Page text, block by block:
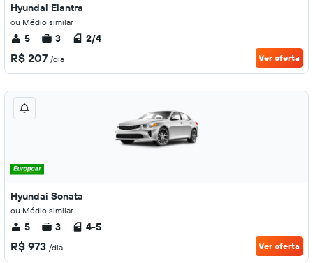
Hyundai Elantra
ou Médio similar
5 3 2/4
R$ 207 /dia Ver oferta
Hyundai Sonata
ou Médio similar
5 3 4-5
R$ 973 /dia Ver oferta